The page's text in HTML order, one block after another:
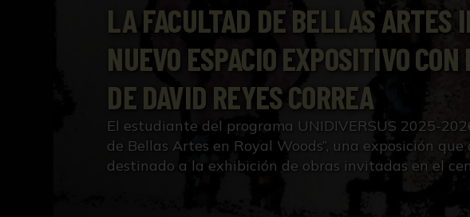
LA FACULTAD DE BELLAS ARTES
NUEVO ESPACIO EXPOSITIVO
DE DAVID REYES CORREA
El estudiante del programa UNIDIVERSUS 2025-
de Bellas Artes en Royal Woods”, una exposición
destinado a la exhibición de obras invitadas en el